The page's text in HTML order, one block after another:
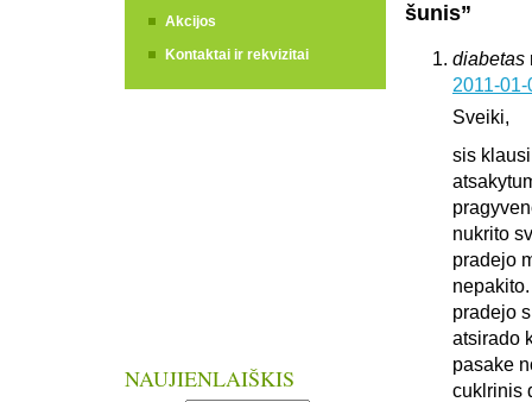
Akcijos
Kontaktai ir rekvizitai
NAUJIENLAIŠKIS
šunis”
diabetas
2011-
Sveiki,
sis
nukrito
pradejo
pradejo
atsirado
pasake
cuklrinis